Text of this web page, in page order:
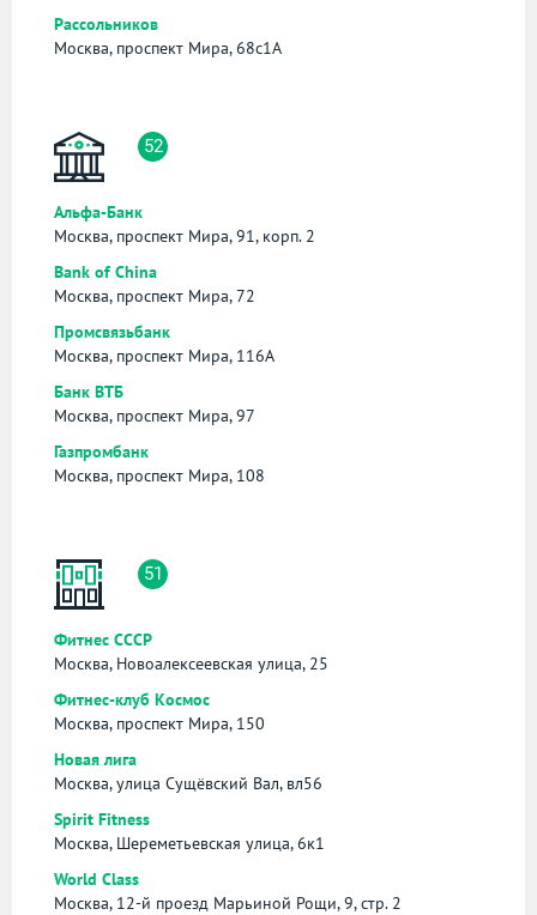
Рассольников
Москва, проспект Мира, 68с1А
52
Альфа-Банк
Москва, проспект Мира, 91, корп. 2
Bank of China
Москва, проспект Мира, 72
Промсвязьбанк
Москва, проспект Мира, 116А
Банк ВТБ
Москва, проспект Мира, 97
Газпромбанк
Москва, проспект Мира, 108
51
Фитнес СССР
Москва, Новоалексеевская улица, 25
Фитнес-клуб Космос
Москва, проспект Мира, 150
Новая лига
Москва, улица Сущёвский Вал, вл56
Spirit Fitness
Москва, Шереметьевская улица, 6к1
World Class
Москва, 12-й проезд Марьиной Рощи, 9, стр. 2